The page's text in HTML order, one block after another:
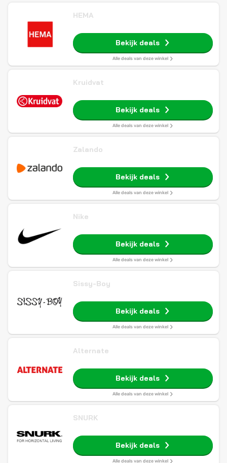
HEMA
Bekijk deals
Alle deals van deze winkel
Kruidvat
Bekijk deals
Alle deals van deze winkel
Zalando
Bekijk deals
Alle deals van deze winkel
Nike
Bekijk deals
Alle deals van deze winkel
Sissy-Boy
Bekijk deals
Alle deals van deze winkel
Alternate
Bekijk deals
Alle deals van deze winkel
SNURK
Bekijk deals
Alle deals van deze winkel